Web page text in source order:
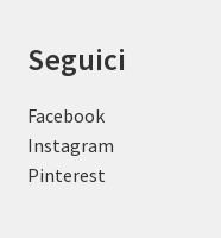
Seguici
Facebook
Instagram
Pinterest